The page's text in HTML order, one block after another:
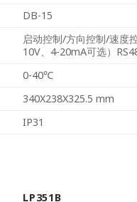
DB-15
启动控制/方向控制/速度
10V、4-20mA可选）
0-40℃
340X238X325.5 mm
IP31
LP351B